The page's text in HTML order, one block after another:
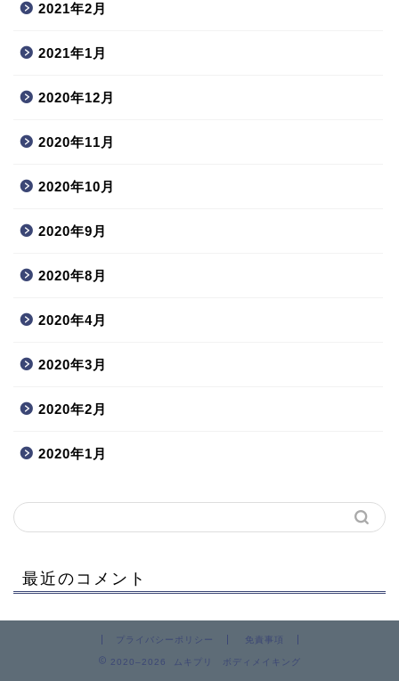
2021年2月
2021年1月
2020年12月
2020年11月
2020年10月
2020年9月
2020年8月
2020年4月
2020年3月
2020年2月
2020年1月
最近のコメント
プライバシーポリシー 免責事項
2020–2026 ムキプリ ボディメイキング